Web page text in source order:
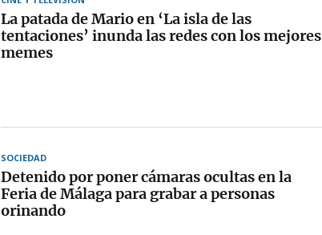
La patada de Mario en ‘La isla de las
tentaciones’ inunda las redes con los mejores
memes
SOCIEDAD
Detenido por poner cámaras ocultas en la
Feria de Málaga para grabar a personas
orinando